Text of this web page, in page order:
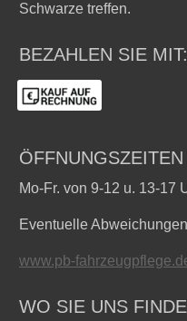
Schwarze treffen.
BEZAHLEN SIE MIT:
ÖFFNUNGSZEITEN
Mo-Fr. von 9-12 u. 13-17
Eventuelle
www.pb-
WO SIE UNS